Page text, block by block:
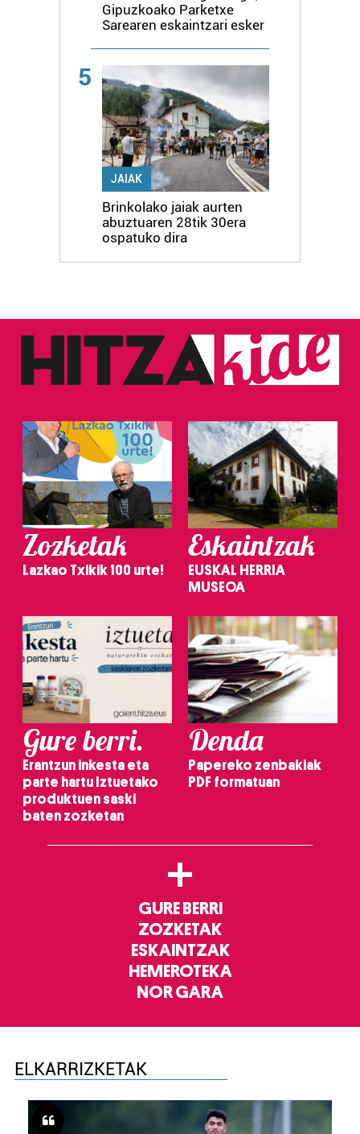
Gipuzkoako Parketxe
Sarearen eskaintzari esker
5
JAIAK
Brinkolako jaiak aurten
abuztuaren 28tik 30era
ospatuko dira
Zozketak
Lazkao Txikik 100 urte!
Eskaintzak
EUSKAL HERRIA
MUSEOA
Gure berri.
Erantzun inkesta eta
parte hartu Iztuetako
produktuen saski
baten zozketan
Denda
Papereko zenbakiak
PDF formatuan
+
GURE BERRI
ZOZKETAK
ESKAINTZAK
HEMEROTEKA
NOR GARA
ELKARRIZKETAK